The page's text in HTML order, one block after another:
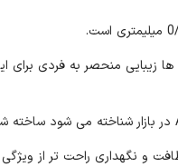
و نگهداری راحت تر از